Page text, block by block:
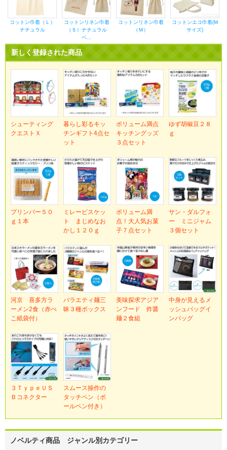
コットン巾着（Ｌ）
ナチュラル
コットンリネン巾着
（Ｓ）ナチュラル
ベ...
コットンリネン巾着
（Ｍ）
コットンエコ巾着(M
サイズ)
新しく登録された商品
シューティング
クエストＸ
暮らし彩るキッ
チンギフト4点セ
ット
ボリューム満点
キッチングッズ
３点セット
ゆず胡椒豆２８
ｇ
プリンバー５０
ｇ１本
ミレービスケッ
ト まじめなお
かし１２０ｇ
ボリューム満
点！大人気お菓
子７点セット
サン・ダルフォ
ー ミニジャム
３個セット
河京 喜多方ラ
ーメン2食（赤べ
こ紙袋付）
バラエティ麺三
昧３種ボックス
美味探求アジア
ンフード 炸醤
麺２食組
中身が見えるメ
ッシュバッグイ
ンバッグ
３ＴｙｐｅＵＳ
Ｂコネクター
スムース操作の
タッチペン（ボ
ールペン付き）
ノベルティ商品 ジャンル別カテゴリー